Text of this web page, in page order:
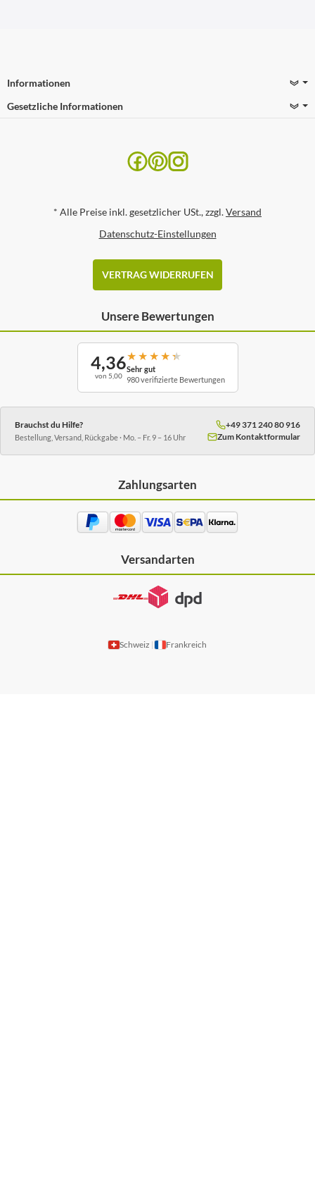
Informationen
Gesetzliche Informationen
* Alle Preise inkl. gesetzlicher USt., zzgl.Versand
Datenschutz-Einstellungen
VERTRAG WIDERRUFEN
Unsere Bewertungen
4,36
von 5,00
★ ★ ★ ★ ★
Sehr gut
980 verifizierte Bewertungen
Brauchst du Hilfe?
Bestellung, Versand, Rückgabe · Mo. – Fr. 9 – 16 Uhr
+49 371 240 80 916
Zum Kontaktformular
Zahlungsarten
Versandarten
Schweiz Frankreich